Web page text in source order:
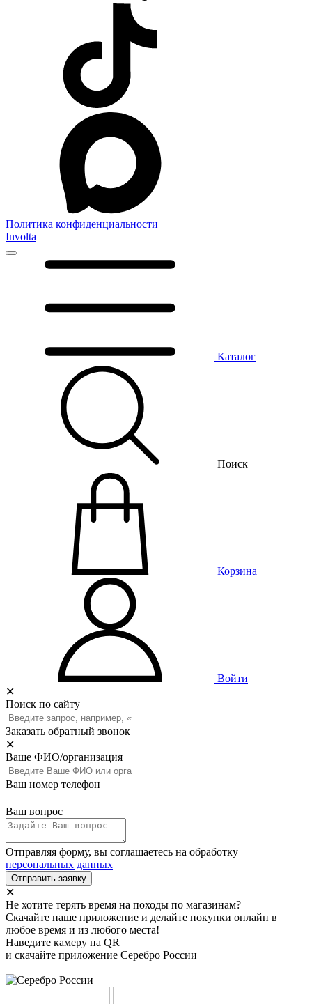
Политика конфиденциальности
Involta
Каталог
Поиск
Корзина
Войти
✕
Поиск по сайту
Заказать обратный звонок
✕
Ваше ФИО/организация
Ваш номер телефон
Ваш вопрос
Отправляя форму, вы соглашаетесь на обработку
персональных данных
Отправить заявку
✕
Не хотите терять время на походы по магазинам?
Скачайте наше приложение и делайте покупки онлайн в
любое время и из любого места!
Наведите камеру на QR
и скачайте приложение Серебро России